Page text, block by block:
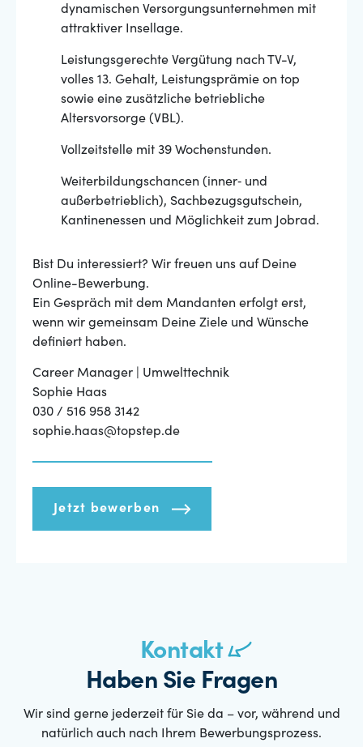
dynamischen Versorgungsunternehmen mit
attraktiver Insellage.
Leistungsgerechte Vergütung nach TV-V,
volles 13. Gehalt, Leistungsprämie on top
sowie eine zusätzliche betriebliche
Altersvorsorge (VBL).
Vollzeitstelle mit 39 Wochenstunden.
Weiterbildungschancen (inner‐ und
außerbetrieblich), Sachbezugsgutschein,
Kantinenessen und Möglichkeit zum Jobrad.
Bist Du interessiert? Wir freuen uns auf Deine
Online-Bewerbung.
Ein Gespräch mit dem Mandanten erfolgt erst,
wenn wir gemeinsam Deine Ziele und Wünsche
definiert haben.
Career Manager | Umwelttechnik
Sophie Haas
030 / 516 958 3142
sophie.haas@topstep.de
Jetzt bewerben
Kontakt
Haben Sie Fragen
Wir sind gerne jederzeit für Sie da – vor, während und
natürlich auch nach Ihrem Bewerbungsprozess.